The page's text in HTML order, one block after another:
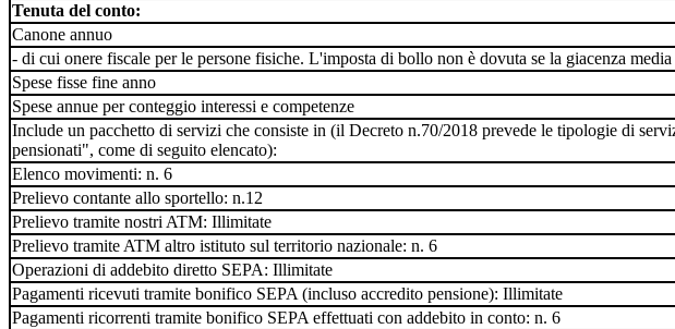
Tenuta del conto:
Canone annuo
- di cui onere fiscale per le persone fisiche. L'imposta di bollo non è dovuta se la giacenza
Spese fisse fine anno
Spese annue per conteggio interessi e competenze
Include un pacchetto di servizi che consiste in (il Decreto n.70/2018 prevede le tipologie di
pensionati", come di seguito elencato):
Elenco movimenti: n. 6
Prelievo contante allo sportello: n.12
Prelievo tramite nostri ATM: Illimitate
Prelievo tramite ATM altro istituto sul territorio nazionale: n. 6
Operazioni di addebito diretto SEPA: Illimitate
Pagamenti ricevuti tramite bonifico SEPA (incluso accredito pensione): Illimitate
Pagamenti ricorrenti tramite bonifico SEPA effettuati con addebito in conto: n. 6